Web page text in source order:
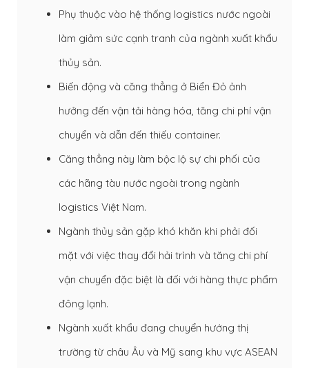
Phụ thuộc vào hệ thống logistics nước ngoài
làm giảm sức cạnh tranh của ngành xuất khẩu
thủy sản.
Biến động và căng thẳng ở Biển Đỏ ảnh
hưởng đến vận tải hàng hóa, tăng chi phí vận
chuyển và dẫn đến thiếu container.
Căng thẳng này làm bộc lộ sự chi phối của
các hãng tàu nước ngoài trong ngành
logistics Việt Nam.
Ngành thủy sản gặp khó khăn khi phải đối
mặt với việc thay đổi hải trình và tăng chi phí
vận chuyển đặc biệt là đối với hàng thực phẩm
đông lạnh.
Ngành xuất khẩu đang chuyển hướng thị
trường từ châu Âu và Mỹ sang khu vực ASEAN